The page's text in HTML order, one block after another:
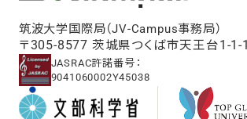
筑波大学国際局（JV-Campus事務局）
〒305-8577 茨城県つくば市天王台1-1-1
JASRAC許諾番号：
9041060002Y45038